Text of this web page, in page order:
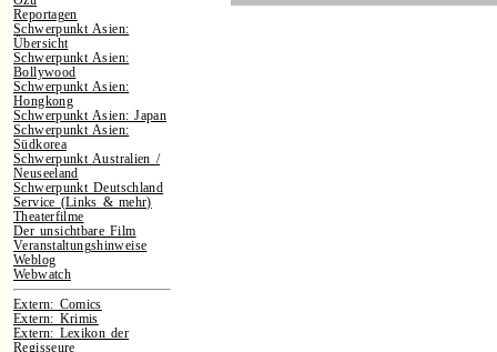
Reportagen
Schwerpunkt Asien:
Übersicht
Schwerpunkt Asien:
Bollywood
Schwerpunkt Asien:
Hongkong
Schwerpunkt Asien: Japan
Schwerpunkt Asien:
Südkorea
Schwerpunkt Australien /
Neuseeland
Schwerpunkt Deutschland
Service (Links & mehr)
Theaterfilme
Der unsichtbare Film
Veranstaltungshinweise
Weblog
Webwatch
Extern: Comics
Extern: Krimis
Extern: Lexikon der
Regisseure